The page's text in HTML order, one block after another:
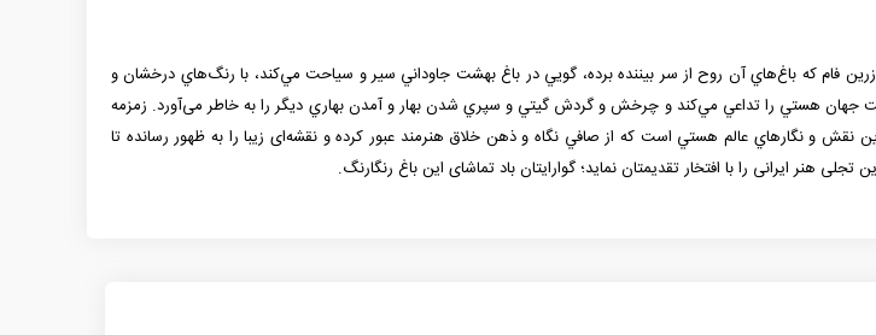
فام كه باغ‌هاي آن روح از سر بيننده برده، ‌گويي در باغ بهشت جاوداني سير و سياحت مي‌كند، با رنگ‌هاي درخشان و
جهان هستي را تداعي مي‌كند و چرخش و گردش گيتي و سپري شدن بهار و آمدن بهاري ديگر را به خاطر می‌آورد. زمزمه
نقش و نگارهاي عالم هستي است كه از صافي نگاه و ذهن خلاق هنرمند عبور كرده و نقشه‌ای زیبا را به ظهور رسانده تا
ایرانی را با افتخار تقدیمتان نماید؛ گوارایتان باد تماشای این باغ رنگارنگ.